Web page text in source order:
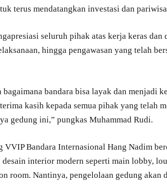
terus mendatangkan investasi dan
seluruh pihak atas kerja keras
hingga pengawasan yang telah
bagaimana bandara bisa layak dan menjadi
kasih kepada semua pihak yang telah
gedung ini,” pungkas Muhammad Rudi.
VVIP Bandara Internasional Hang Nadim
interior modern seperti main lobby,
room. Nantinya, pengelolaan gedung akan